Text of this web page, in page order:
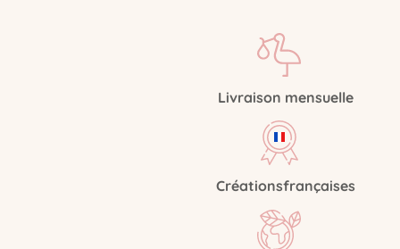
Livraison mensuelle
Créationsfrançaises